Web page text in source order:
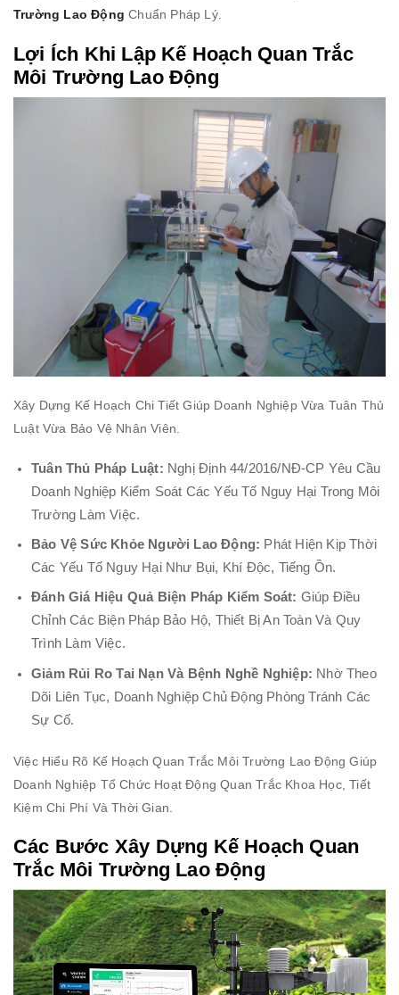
Trường Lao Động Chuẩn Pháp Lý.
Lợi Ích Khi Lập Kế Hoạch Quan Trắc
Môi Trường Lao Động
Xây Dựng Kế Hoạch Chi Tiết Giúp Doanh Nghiệp Vừa Tuân Thủ
Luật Vừa Bảo Vệ Nhân Viên.
Tuân Thủ Pháp Luật: Nghị Định 44/2016/NĐ-CP Yêu Cầu
Doanh Nghiệp Kiểm Soát Các Yếu Tố Nguy Hại Trong Môi
Trường Làm Việc.
Bảo Vệ Sức Khỏe Người Lao Động: Phát Hiện Kịp Thời
Các Yếu Tố Nguy Hại Như Bụi, Khí Độc, Tiếng Ồn.
Đánh Giá Hiệu Quả Biện Pháp Kiểm Soát: Giúp Điều
Chỉnh Các Biện Pháp Bảo Hộ, Thiết Bị An Toàn Và Quy
Trình Làm Việc.
Giảm Rủi Ro Tai Nạn Và Bệnh Nghề Nghiệp: Nhờ Theo
Dõi Liên Tục, Doanh Nghiệp Chủ Động Phòng Tránh Các
Sự Cố.
Việc Hiểu Rõ Kế Hoạch Quan Trắc Môi Trường Lao Động Giúp
Doanh Nghiệp Tổ Chức Hoạt Động Quan Trắc Khoa Học, Tiết
Kiệm Chi Phí Và Thời Gian.
Các Bước Xây Dựng Kế Hoạch Quan
Trắc Môi Trường Lao Động